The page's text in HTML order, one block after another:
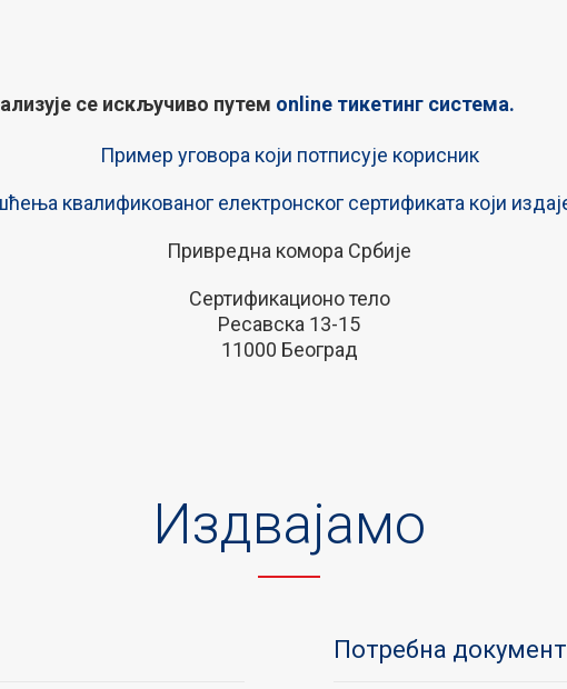
се искључиво путем online тикетинг система.
Пример уговора који потписује корисник
квалификованог електронског сертификата који
Привредна комора Србије
Сертификационо тело
Ресавска 13-15
11000 Београд
Издвајамо
Потребна